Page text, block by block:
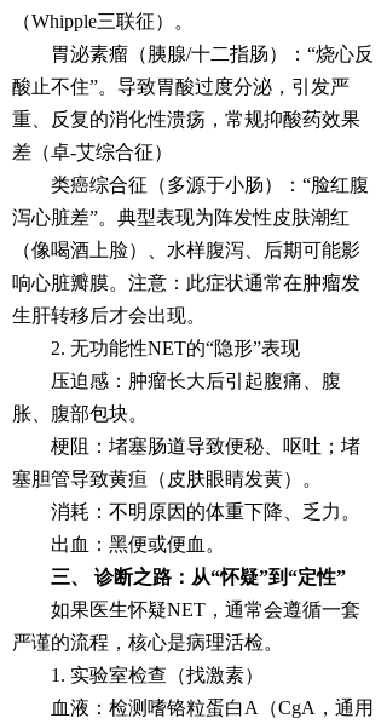
（Whipple三联征）。
胃泌素瘤（胰腺/十二指肠）：“烧心反
酸止不住”。导致胃酸过度分泌，引发严
重、反复的消化性溃疡，常规抑酸药效果
差（卓-艾综合征）
类癌综合征（多源于小肠）：“脸红腹
泻心脏差”。典型表现为阵发性皮肤潮红
（像喝酒上脸）、水样腹泻、后期可能影
响心脏瓣膜。注意：此症状通常在肿瘤发
生肝转移后才会出现。
2. 无功能性NET的“隐形”表现
压迫感：肿瘤长大后引起腹痛、腹
胀、腹部包块。
梗阻：堵塞肠道导致便秘、呕吐；堵
塞胆管导致黄疸（皮肤眼睛发黄）。
消耗：不明原因的体重下降、乏力。
出血：黑便或便血。
三、 诊断之路：从“怀疑”到“定性”
如果医生怀疑NET，通常会遵循一套
严谨的流程，核心是病理活检。
1. 实验室检查（找激素）
血液：检测嗜铬粒蛋白A（CgA，通用